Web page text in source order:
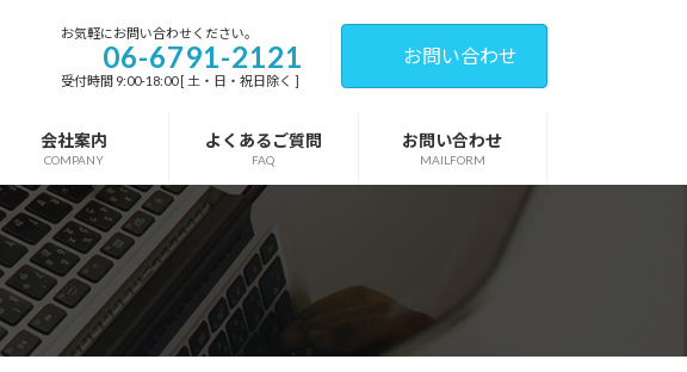
お気軽にお問い合わせください。
06-6791-2121
受付時間 9:00-18:00 [ 土・日・祝日除く ]
お問い合わせ
会社案内
COMPANY
よくあるご質問
FAQ
お問い合わせ
MAILFORM